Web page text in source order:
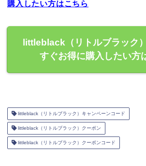
購入したい方はこちら
littleblack（リトルブラック
すぐお得に購入したい方
littleblack（リトルブラック）キャンペーンコード
littleblack（リトルブラック）クーポン
littleblack（リトルブラック）クーポンコード